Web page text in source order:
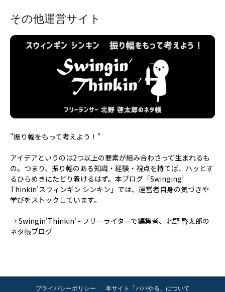
その他運営サイト
"振り幅をもって考えよう！"
アイデアというのは2つ以上の要素が組み合わさって生まれるも
の。つまり、振り幅のある知識・経験・視点を持てば、ハッとす
るひらめきにたどり着けるはず。本ブログ「Swinging’
Thinkin’スウィンギン シンキン」では、運営者自身の気づきや
学びをストックしています。
→Swingin'Thinkin' - フリーライターで編集者、北野 啓太郎の
ネタ帳ブログ
プライバシーポリシー 本サイト「パパやる」について